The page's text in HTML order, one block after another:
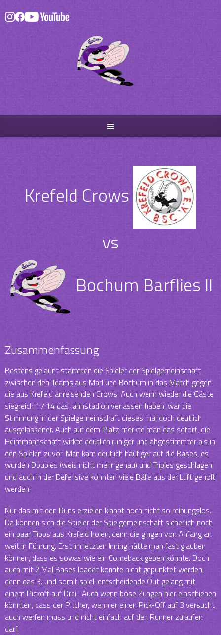
Skip
to
content
Krefeld Crows
vs
Bochum Barflies II
Zusammenfassung
Bestens gelaunt starteten die Spieler der Spielgemeinschaft
zwischen den Teams aus Marl und Bochum in das Match gegen
die aus Krefeld anreisenden Crows. Auch wenn wieder die Gäste
siegreich 17:14 das Jahnstadion verlassen haben, war die
Stimmung in der Spielgemeinschaft dieses mal doch deutlich
ausgelassener. Auch auf dem Platz merkte man das sofort, die
Heimmannschaft wirkte deutlich ruhiger und abgestimmter als in
den Spielen zuvor. Man kam deutlich häufiger auf die Bases, es
wurden Doubles (weis nicht mehr genau) und Triples geschlagen
und auch in der Defensive konnten viele Bälle aus der Luft geholt
werden.
Nur das mit den Runs erzielen klappt noch nicht so reibungslos.
Da können sich die Spieler der Spielgemeinschaft sicherlich noch
ein paar Tipps aus Krefeld holen, denn die gingen von Anfang an
weit in Führung. Erst im letzten Inning hätte man fast glauben
können, dass es sowas wie ein Comeback geben könnte. Doch
auch mit 2 Mal Bases loadet konnte nicht gepunktet werden,
denn das 3. und somit spiel-entscheidende Out gelang mit
einem Pickoff auf Drei. Auch wenn böse Zungen hier einschieben
könnten, dass der Pitcher, wenn er einen Pick-Off auf 3 versucht
auch werfen muss und nicht einfach auf den Runner zulaufen
darf.